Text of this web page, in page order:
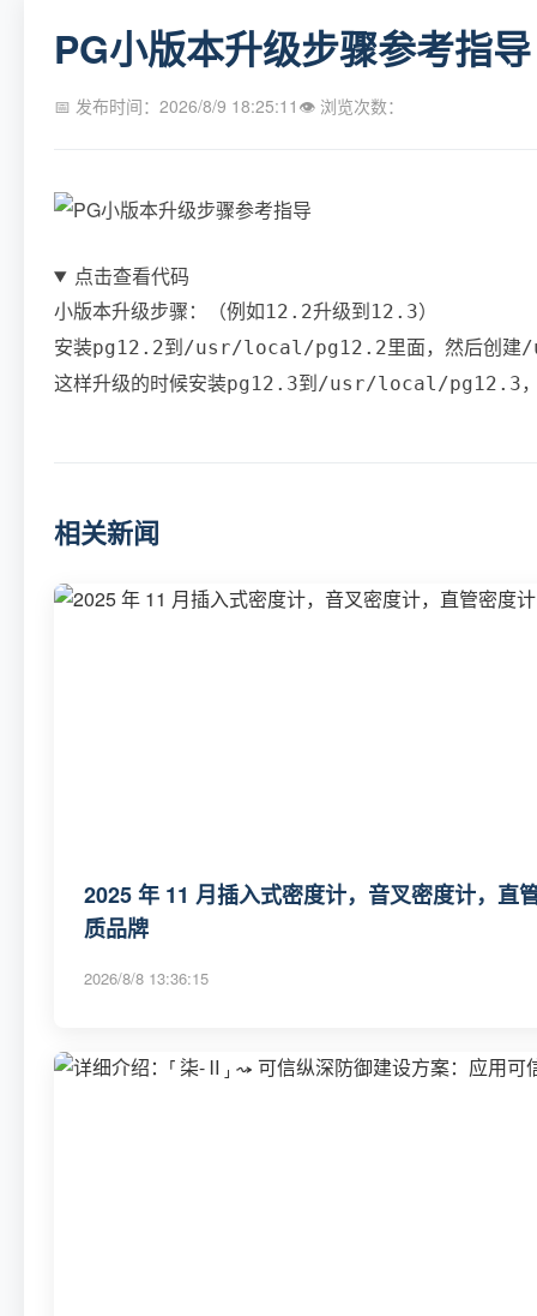
PG小版本升级步骤参考指导
📅 发布时间：2026/8/9 18:25:11 👁 浏览次数：
点击查看代码
小版本升级步骤：（例如12.2升级到12.3）
安装pg12.2到/usr/local/pg12.2里面，然
相关新闻
2025 年 11 月插入式密度计，音叉密度计，直
质品牌
2026/8/8 13:36:15